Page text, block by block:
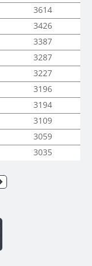
3614
3426
3387
3287
3227
3196
3194
3109
3059
3035